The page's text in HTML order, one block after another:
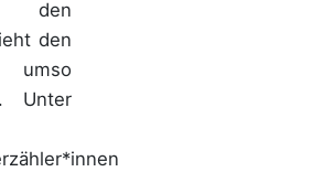
den
den
umso
Unter